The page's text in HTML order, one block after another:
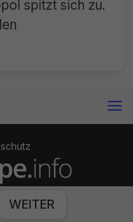
spitzt sich zu.
WEITER